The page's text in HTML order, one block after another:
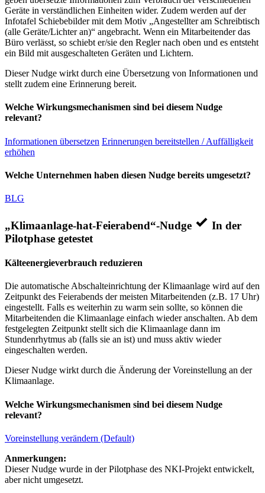
Geräte in verständlichen Einheiten wider. Zudem werden auf der
Infotafel Schiebebilder mit dem Motiv „Angestellter am Schreibtisch
(alle Geräte/Lichter an)“ angebracht. Wenn ein Mitarbeitender das
Büro verlässt, so schiebt er/sie den Regler nach oben und es entsteht
ein Bild mit ausgeschalteten Geräten und Lichtern.
Dieser Nudge wirkt durch eine Übersetzung von Informationen und
stellt zudem eine Erinnerung bereit.
Welche Wirkungsmechanismen sind bei diesem Nudge
relevant?
Informationen übersetzen Erinnerungen bereitstellen / Auffälligkeit
erhöhen
Welche Unternehmen haben diesen Nudge bereits umgesetzt?
BLG
„Klimaanlage-hat-Feierabend“-Nudge
In der
Pilotphase getestet
Kälteenergieverbrauch reduzieren
Die automatische Abschalteinrichtung der Klimaanlage wird auf den
Zeitpunkt des Feierabends der meisten Mitarbeitenden (z.B. 17 Uhr)
eingestellt. Falls es weiterhin zu warm sein sollte, so können die
Mitarbeitenden die Klimaanlage einfach wieder anschalten. Ab dem
festgelegten Zeitpunkt stellt sich die Klimaanlage dann im
Stundenrhytmus ab (falls sie an ist) und muss aktiv wieder
eingeschalten werden.
Dieser Nudge wirkt durch die Änderung der Voreinstellung an der
Klimaanlage.
Welche Wirkungsmechanismen sind bei diesem Nudge
relevant?
Voreinstellung verändern (Default)
Anmerkungen:
Dieser Nudge wurde in der Pilotphase des NKI-Projekt entwickelt,
aber nicht umgesetzt.